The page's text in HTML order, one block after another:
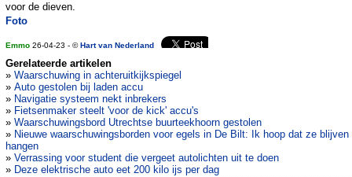
voor de dieven.
Foto
Emmo 26-04-23 - ©Hart van Nederland
Gerelateerde artikelen
» Waarschuwing in achteruitkijkspiegel
» Auto gestolen bij laden accu
» Navigatie systeem nekt inbrekers
» Fietsenmaker steelt 'voor de kick' accu's
» Waarschuwingsbord Utrechtse buurteekhoorn gestolen
» Nieuwe waarschuwingsborden voor egels in De Bilt: Ik hoop dat ze blijven
hangen
» Verrassing voor student die vergeet autolichten uit te doen
» Deze elektrische auto eet 200 kilo ijs per dag